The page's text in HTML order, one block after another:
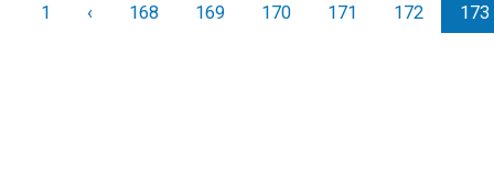
1 ‹Назад168 169 170 171 172 173